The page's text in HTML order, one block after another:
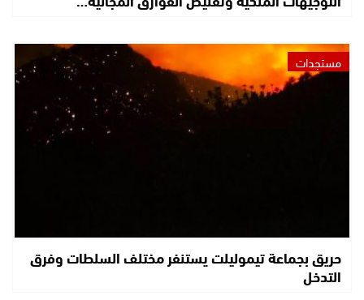
مستجدات
حريق بجماعة تيموليلت يستنفر مختلف السلطات وفرق
التدخل